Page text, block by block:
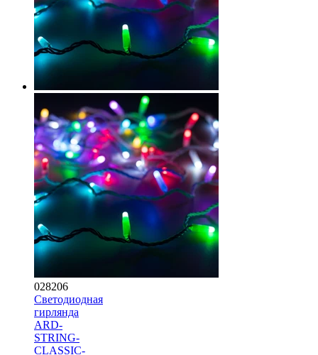
028206
Светодиодная
гирлянда
ARD-
STRING-
CLASSIC-